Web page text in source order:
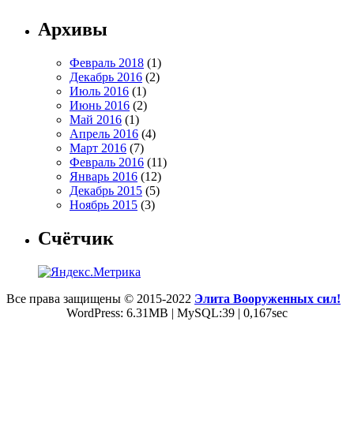
Архивы
Февраль 2018 (1)
Декабрь 2016 (2)
Июль 2016 (1)
Июнь 2016 (2)
Май 2016 (1)
Апрель 2016 (4)
Март 2016 (7)
Февраль 2016 (11)
Январь 2016 (12)
Декабрь 2015 (5)
Ноябрь 2015 (3)
Счётчик
Все права защищены © 2015-2022 Элита Вооруженных сил!
WordPress: 6.31MB | MySQL:39 | 0,167sec